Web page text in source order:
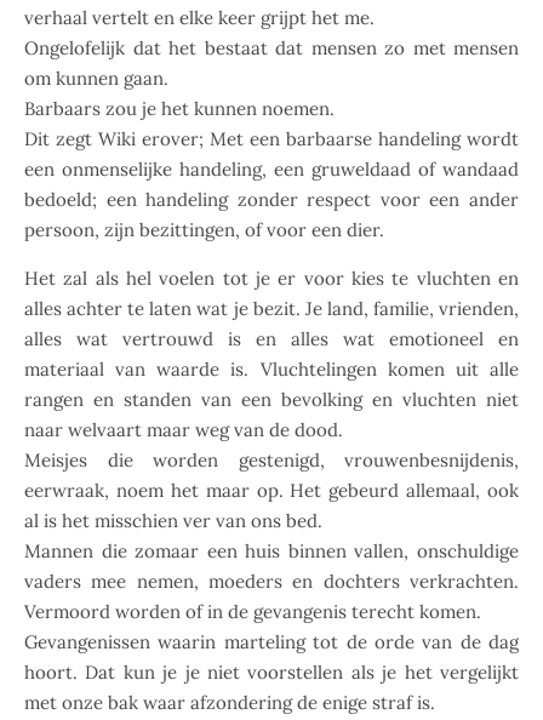
verhaal vertelt en elke keer grijpt het me.
Ongelofelijk dat het bestaat dat mensen zo met mensen
om kunnen gaan.
Barbaars zou je het kunnen noemen.
Dit zegt Wiki erover; Met een barbaarse handeling wordt
een onmenselijke handeling, een gruweldaad of wandaad
bedoeld; een handeling zonder respect voor een ander
persoon, zijn bezittingen, of voor een dier.
Het zal als hel voelen tot je er voor kies te vluchten en
alles achter te laten wat je bezit. Je land, familie, vrienden,
alles wat vertrouwd is en alles wat emotioneel en
materiaal van waarde is. Vluchtelingen komen uit alle
rangen en standen van een bevolking en vluchten niet
naar welvaart maar weg van de dood.
Meisjes die worden gestenigd, vrouwenbesnijdenis,
eerwraak, noem het maar op. Het gebeurd allemaal, ook
al is het misschien ver van ons bed.
Mannen die zomaar een huis binnen vallen, onschuldige
vaders mee nemen, moeders en dochters verkrachten.
Vermoord worden of in de gevangenis terecht komen.
Gevangenissen waarin marteling tot de orde van de dag
hoort. Dat kun je je niet voorstellen als je het vergelijkt
met onze bak waar afzondering de enige straf is.